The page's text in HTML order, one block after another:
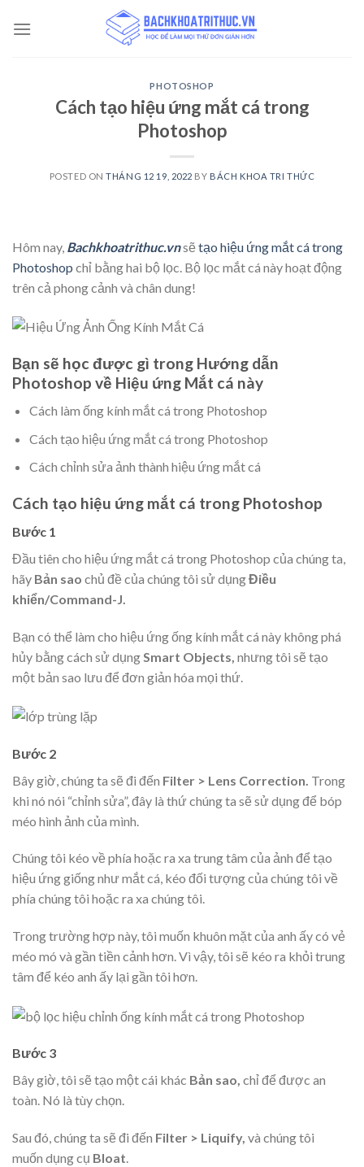
PHOTOSHOP
Cách tạo hiệu ứng mắt cá trong
Photoshop
POSTED ONTHÁNG 12 19, 2022 BY BÁCH KHOA TRI THỨC
Hôm nay, Bachkhoatrithuc.vnsẽ tạo hiệu ứng mắt cá trong
Photoshop chỉ bằng hai bộ lọc. Bộ lọc mắt cá này hoạt động
trên cả phong cảnh và chân dung!
Bạn sẽ học được gì trong Hướng dẫn
Photoshop về Hiệu ứng Mắt cá này
Cách làm ống kính mắt cá trong Photoshop
Cách tạo hiệu ứng mắt cá trong Photoshop
Cách chỉnh sửa ảnh thành hiệu ứng mắt cá
Cách tạo hiệu ứng mắt cá trong Photoshop
Bước 1
Đầu tiên cho hiệu ứng mắt cá trong Photoshop của chúng ta,
hãy Bản sao chủ đề của chúng tôi sử dụngĐiều
khiển/Command-J.
Bạn có thể làm cho hiệu ứng ống kính mắt cá này không phá
hủy bằng cách sử dụng Smart Objects, nhưng tôi sẽ tạo
một bản sao lưu để đơn giản hóa mọi thứ.
Bước 2
Bây giờ, chúng ta sẽ đi đến Filter > Lens Correction. Trong
khi nó nói “chỉnh sửa”, đây là thứ chúng ta sẽ sử dụng để bóp
méo hình ảnh của mình.
Chúng tôi kéo về phía hoặc ra xa trung tâm của ảnh để tạo
hiệu ứng giống như mắt cá, kéo đối tượng của chúng tôi về
phía chúng tôi hoặc ra xa chúng tôi.
Trong trường hợp này, tôi muốn khuôn mặt của anh ấy có vẻ
méo mó và gần tiền cảnh hơn. Vì vậy, tôi sẽ kéo ra khỏi trung
tâm để kéo anh ấy lại gần tôi hơn.
Bước 3
Bây giờ, tôi sẽ tạo một cái khác Bản sao, chỉ để được an
toàn. Nó là tùy chọn.
Sau đó, chúng ta sẽ đi đến Filter > Liquify, và chúng tôi
muốn dụng cụ Bloat.